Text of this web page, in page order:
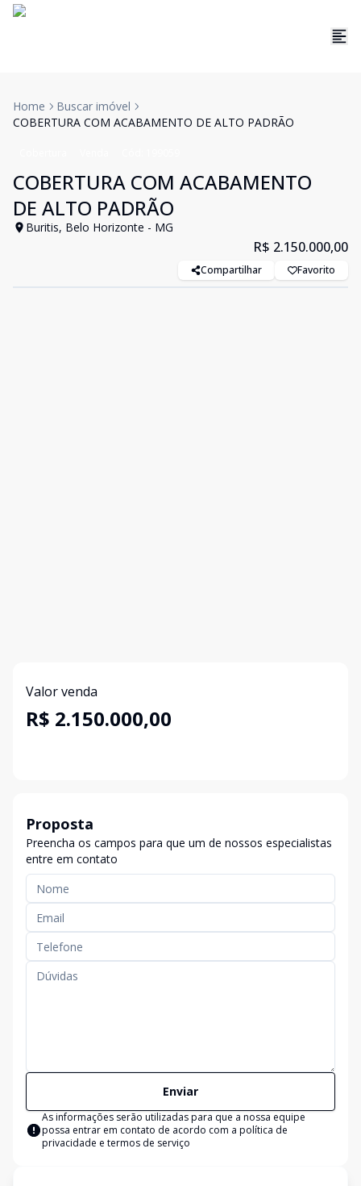
Home
Buscar imóvel
COBERTURA COM ACABAMENTO DE ALTO PADRÃO
COBERTURA COM ACABAMENTO
DE ALTO PADRÃO
Buritis, Belo Horizonte - MG
R$ 2.150.000,00
Compartilhar Favorito
Valor venda
R$ 2.150.000,00
Proposta
Preencha os campos para que um de nossos especialistas
entre em contato
Enviar
As informações serão utilizadas para que a nossa equipe
possa entrar em contato de acordo com a política de
privacidade e termos de serviço